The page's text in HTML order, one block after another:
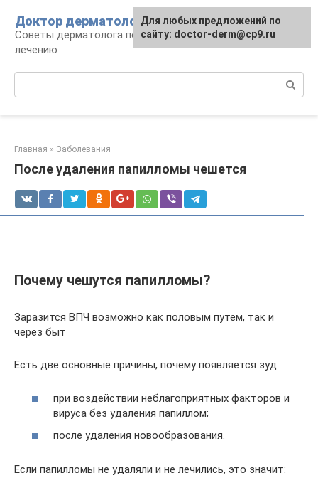
контенту
Доктор дерматолог
Советы дерматолога по уходу за кожей и
лечению
Главная » Заболевания
После удаления папилломы чешется
Почему чешутся папилломы?
Заразится ВПЧ возможно как половым путем, так и
через быт
Есть две основные причины, почему появляется зуд:
при воздействии неблагоприятных факторов и
вируса без удаления папиллом;
после удаления новообразования.
Если папилломы не удаляли и не лечились, это значит:
Для любых предложений по
сайту: doctor-derm@cp9.ru